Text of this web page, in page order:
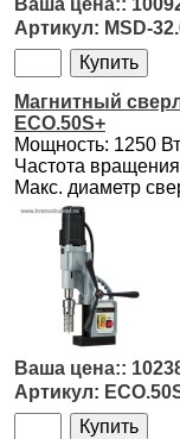
MSD-
Магнитный
ECO.50S+
Мощность: 1250
Частота
Макс. диаметр